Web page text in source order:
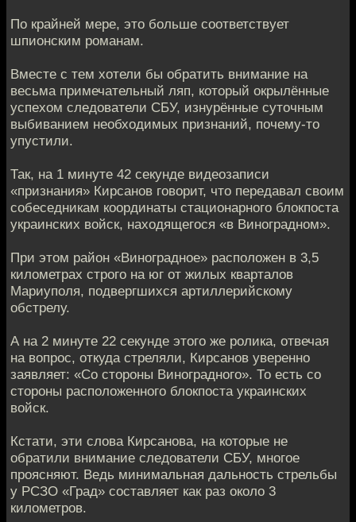
По крайней мере, это больше соответствует
шпионским романам.
Вместе с тем хотели бы обратить внимание на
весьма примечательный ляп, который окрылённые
успехом следователи СБУ, изнурённые суточным
выбиванием необходимых признаний, почему-то
упустили.
Так, на 1 минуте 42 секунде видеозаписи
«признания» Кирсанов говорит, что передавал своим
собеседникам координаты стационарного блокпоста
украинских войск, находящегося «в Виноградном».
При этом район «Виноградное» расположен в 3,5
километрах строго на юг от жилых кварталов
Мариуполя, подвергшихся артиллерийскому
обстрелу.
А на 2 минуте 22 секунде этого же ролика, отвечая
на вопрос, откуда стреляли, Кирсанов уверенно
заявляет: «Со стороны Виноградного». То есть со
стороны расположенного блокпоста украинских
войск.
Кстати, эти слова Кирсанова, на которые не
обратили внимание следователи СБУ, многое
проясняют. Ведь минимальная дальность стрельбы
у РСЗО «Град» составляет как раз около 3
километров.